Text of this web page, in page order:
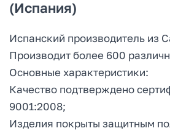
(Испания)
Испанский производитель из
Производит более 600
Основные характеристики:
Качество подтверждено
9001:2008;
Изделия покрыты защитным